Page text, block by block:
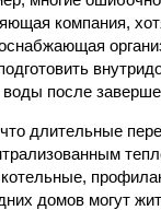
компания,
после
длительные
домов могут